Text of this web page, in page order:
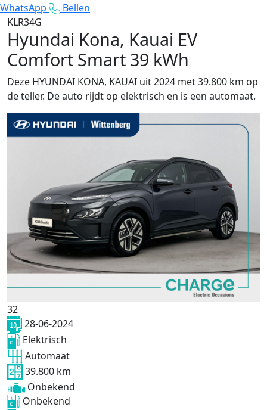
WhatsApp
Bellen
KLR34G
Hyundai Kona, Kauai EV
Comfort Smart 39 kWh
Deze HYUNDAI KONA, KAUAI uit 2024 met 39.800 km op
de teller. De auto rijdt op elektrisch en is een automaat.
32
28-06-2024
Elektrisch
Automaat
39.800 km
Onbekend
Onbekend